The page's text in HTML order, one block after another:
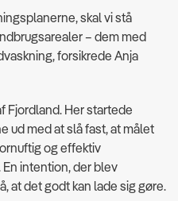
skal vi stå
– dem med
forsikrede Anja
Fjordland. Her startede
ud med at slå fast, at målet
og effektiv
intention, der blev
at det godt kan lade sig gøre.